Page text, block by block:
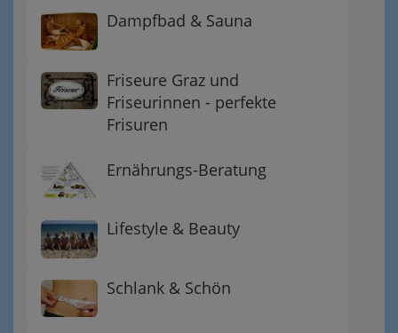
Dampfbad & Sauna
Friseure Graz und
Friseurinnen - perfekte
Frisuren
Ernährungs-Beratung
Lifestyle & Beauty
Schlank & Schön